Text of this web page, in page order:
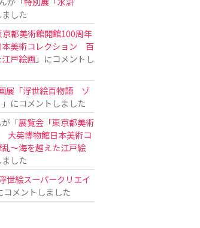
した
京都美術館開館100周年
美術コレクション 百
戸絵画」にコメントし
展「浮世絵百物語 ゾ
」にコメントしました
が「展覧会「東京都美術
大英博物館日本美術コ
〜海を越えた江戸絵
した
世絵スーパークリエイ
コメントしました